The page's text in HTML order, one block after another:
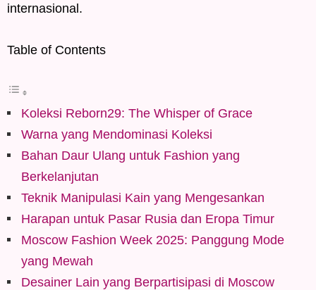
internasional.
Table of Contents
Koleksi Reborn29: The Whisper of Grace
Warna yang Mendominasi Koleksi
Bahan Daur Ulang untuk Fashion yang
Berkelanjutan
Teknik Manipulasi Kain yang Mengesankan
Harapan untuk Pasar Rusia dan Eropa Timur
Moscow Fashion Week 2025: Panggung Mode
yang Mewah
Desainer Lain yang Berpartisipasi di Moscow